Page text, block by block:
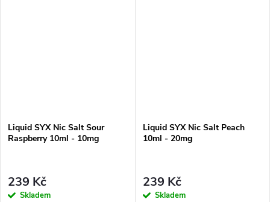
Liquid SYX Nic Salt Sour
Raspberry 10ml - 10mg
239 Kč
Skladem
Liquid SYX Nic Salt Peach
10ml - 20mg
239 Kč
Skladem